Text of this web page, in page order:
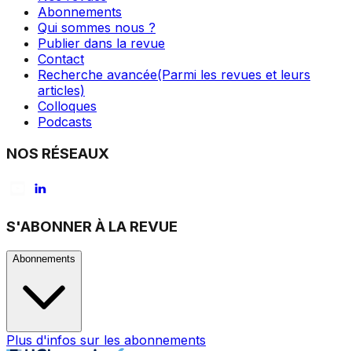
Abonnements
Qui sommes nous ?
Publier dans la revue
Contact
Recherche avancée(Parmi les revues et leurs
articles)
Colloques
Podcasts
NOS RÉSEAUX
S'ABONNER À LA REVUE
Abonnements
Plus d'infos sur les abonnements